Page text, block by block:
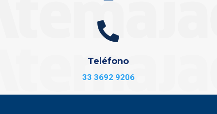

Teléfono
33 3692 9206